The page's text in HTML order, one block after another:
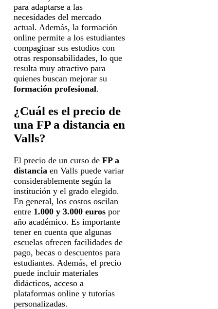
para adaptarse a las
necesidades del mercado
actual. Además, la formación
online permite a los estudiantes
compaginar sus estudios con
otras responsabilidades, lo que
resulta muy atractivo para
quienes buscan mejorar su
formación profesional.
¿Cuál es el precio de
una FP a distancia en
Valls?
El precio de un curso de FP a
distancia en Valls puede variar
considerablemente según la
institución y el grado elegido.
En general, los costos oscilan
entre 1.000 y 3.000 euros por
año académico. Es importante
tener en cuenta que algunas
escuelas ofrecen facilidades de
pago, becas o descuentos para
estudiantes. Además, el precio
puede incluir materiales
didácticos, acceso a
plataformas online y tutorías
personalizadas.